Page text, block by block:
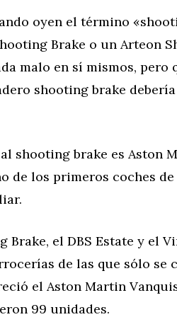
oyen el término
Brake o un Arteon
malo en sí mismos, pero
shooting brake
shooting brake es Aston
de los primeros coches
Brake, el DBS Estate y el
de las que sólo se
el Aston Martin
99 unidades.